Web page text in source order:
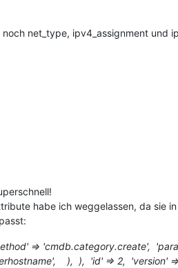
noch net_type, ipv4_assignment und
habe ich weggelassen, da sie
=> 'cmdb.category.create',
), ), 'id' => 2, 'version'